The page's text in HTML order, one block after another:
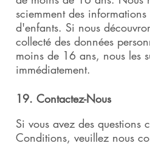
sciemment des
d'enfants. Si nous
collecté des données
moins de 16 ans, nous les
immédiatement.
19. Contactez-Nous
Si vous avez des questions
Conditions, veuillez nous